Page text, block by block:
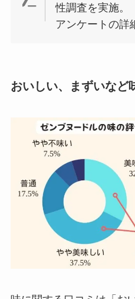
性調査を実施。
アンケートの詳
おいしい、まずいなど